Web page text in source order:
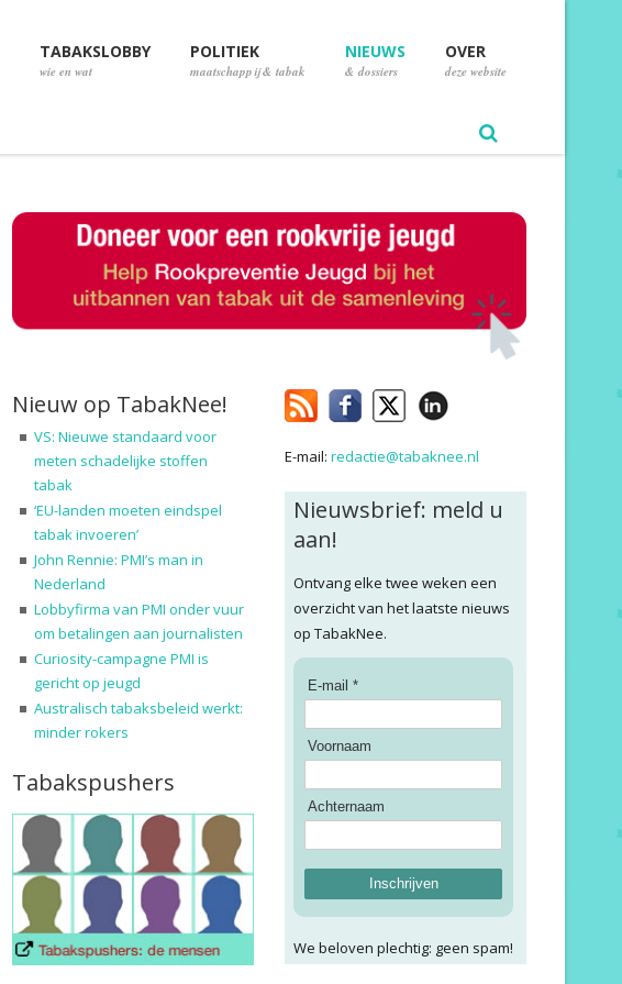
TABAKSLOBBY
wie en wat
POLITIEK
maatschappij & tabak
NIEUWS
& dossiers
OVER
deze website
Nieuw op TabakNee!
VS: Nieuwe standaard voor
meten schadelijke stoffen
tabak
‘EU-landen moeten eindspel
tabak invoeren’
John Rennie: PMI’s man in
Nederland
Lobbyfirma van PMI onder vuur
om betalingen aan journalisten
Curiosity-campagne PMI is
gericht op jeugd
Australisch tabaksbeleid werkt:
minder rokers
Tabakspushers
E-mail:redactie@tabaknee.nl
Nieuwsbrief: meld u
aan!
Ontvang elke twee weken een
overzicht van het laatste nieuws
op TabakNee.
E-mail *
Voornaam
Achternaam
Inschrijven
We beloven plechtig: geen spam!